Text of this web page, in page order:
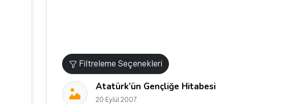
Filtreleme Seçenekleri
Atatürk’ün Gençliğe Hitabesi
20 Eylül 2007